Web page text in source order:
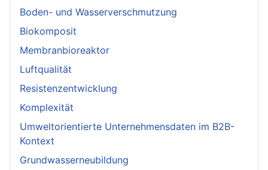
Boden- und Wasserverschmutzung
Biokomposit
Membranbioreaktor
Luftqualität
Resistenzentwicklung
Komplexität
Umweltorientierte Unternehmensdaten im B2B-
Kontext
Grundwasserneubildung